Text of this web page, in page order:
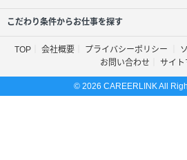
こだわり条件からお仕事を探す
TOP 会社概要 プライバシーポリシー
お問い合わせ
サイト
© 2026 CAREERLINK All